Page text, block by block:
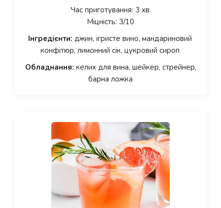
Час приготування: 3 хв.
Міцність: 3/10
Інгредієнти: джин, ігристе вино, мандариновий
конфітюр, лимонний сік, цукровий сироп
Обладнання: келих для вина, шейкер, стрейнер,
барна ложка